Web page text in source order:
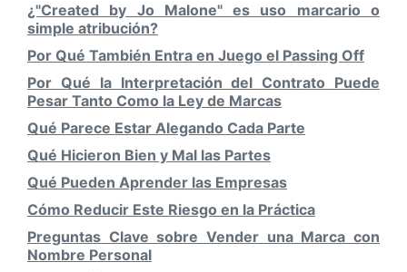
¿"Created by Jo Malone" es uso marcario o
simple atribución?
Por Qué También Entra en Juego el Passing Off
Por Qué la Interpretación del Contrato Puede
Pesar Tanto Como la Ley de Marcas
Qué Parece Estar Alegando Cada Parte
Qué Hicieron Bien y Mal las Partes
Qué Pueden Aprender las Empresas
Cómo Reducir Este Riesgo en la Práctica
Preguntas Clave sobre Vender una Marca con
Nombre Personal